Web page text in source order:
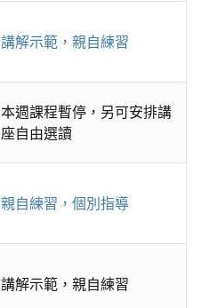
講解示範，親自練習
本週課程暫停，另可安排講
座自由選讀
親自練習，個別指導
講解示範，親自練習